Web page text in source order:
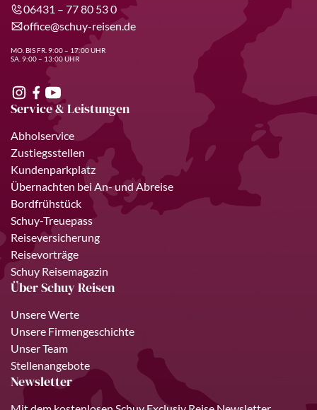
06431 – 77 80 53 0
office@schuy-reisen.de
MO. BIS FR. 9:00 – 17:00 UHR
SA. 9:00 – 13:00 UHR
Service & Leistungen
Abholservice
Zustiegsstellen
Kundenparkplatz
Übernachten bei An- und Abreise
Bordfrühstück
Schuy-Treuepass
Reiseversicherung
Reisevorträge
Schuy Reisemagazin
Über Schuy Reisen
Unsere Werte
Unsere Firmengeschichte
Unser Team
Stellenangebote
Newsletter